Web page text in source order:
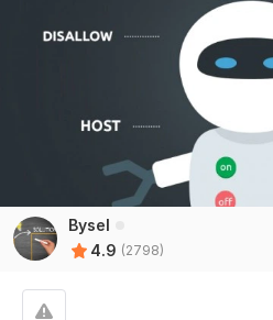
Bysel
4.9 (2798)